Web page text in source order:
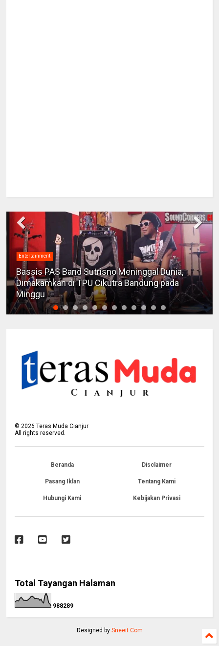
Entertainment
Bassis PAS Band Sutrisno Meninggal Dunia,
Dimakamkan di TPU Cikutra Bandung pada
Minggu
© 2026 Teras Muda Cianjur
All rights reserved.
Beranda Disclaimer
Pasang Iklan Tentang Kami
Hubungi Kami Kebijakan Privasi
Total Tayangan Halaman
988289
Designed by Sneeit.Com